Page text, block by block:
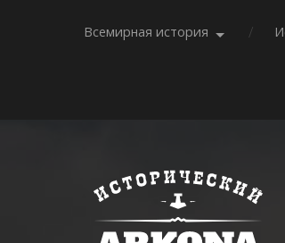
Всемирная история